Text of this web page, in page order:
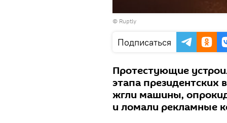
Воспроизвести
© Ruptly
Подписаться
Протестующие
этапа
жгли машины,
и ломали рекламные